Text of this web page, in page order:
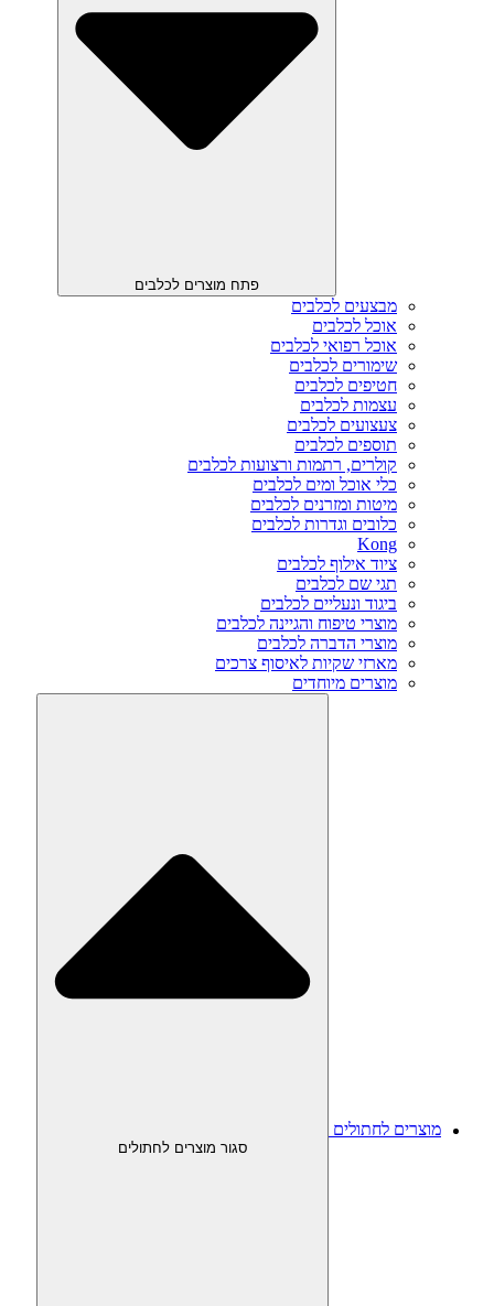
פתח מוצרים לכלבים
מבצעים לכלבים
אוכל לכלבים
אוכל רפואי לכלבים
שימורים לכלבים
חטיפים לכלבים
עצמות לכלבים
צעצועים לכלבים
תוספים לכלבים
קולרים, רתמות ורצועות לכלבים
כלי אוכל ומים לכלבים
מיטות ומזרנים לכלבים
כלובים וגדרות לכלבים
Kong
ציוד אילוף לכלבים
תגי שם לכלבים
ביגוד ונעליים לכלבים
מוצרי טיפוח והגיינה לכלבים
מוצרי הדברה לכלבים
מארזי שקיות לאיסוף צרכים
מוצרים מיוחדים
מוצרים לחתולים
סגור מוצרים לחתולים